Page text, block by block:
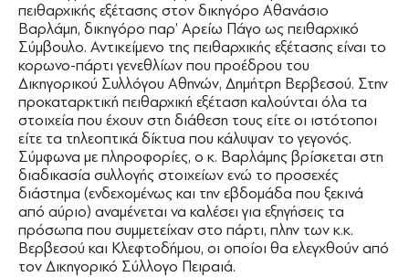
πειθαρχικής εξέτασης στον δικηγόρο Αθανάσιο
Βαρλάμη, δικηγόρο παρ’ Αρείω Πάγο ως πειθαρχικό
Σύμβουλο. Αντικείμενο της πειθαρχικής εξέτασης είναι το
κορωνο-πάρτι γενεθλίων που προέδρου του
Δικηγορικού Συλλόγου Αθηνών, Δημήτρη Βερβεσού. Στην
προκαταρκτική πειθαρχική εξέταση καλούνται όλα τα
στοιχεία που έχουν στη διάθεση τους είτε οι ιστότοποι
είτε τα τηλεοπτικά δίκτυα που κάλυψαν το γεγονός.
Σύμφωνα με πληροφορίες, ο κ. Βαρλάμης βρίσκεται στη
διαδικασία συλλογής στοιχείων ενώ το προσεχές
διάστημα (ενδεχομένως και την εβδομάδα που ξεκινά
από αύριο) αναμένεται να καλέσει για εξηγήσεις τα
πρόσωπα που συμμετείχαν στο πάρτι, πλην των κ.κ.
Βερβεσού και Κλεφτοδήμου, οι οποίοι θα ελεγχθούν από
τον Δικηγορικό Σύλλογο Πειραιά.